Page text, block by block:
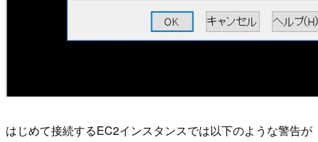
はじめて接続するEC2インスタンスでは以下のような警告が